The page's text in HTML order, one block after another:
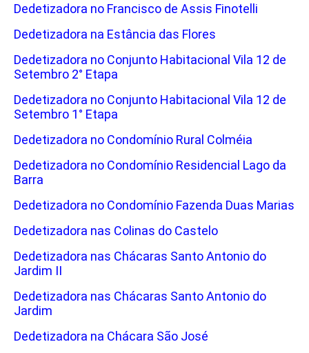
Dedetizadora no Francisco de Assis Finotelli
Dedetizadora na Estância das Flores
Dedetizadora no Conjunto Habitacional Vila 12 de
Setembro 2° Etapa
Dedetizadora no Conjunto Habitacional Vila 12 de
Setembro 1° Etapa
Dedetizadora no Condomínio Rural Colméia
Dedetizadora no Condomínio Residencial Lago da
Barra
Dedetizadora no Condomínio Fazenda Duas Marias
Dedetizadora nas Colinas do Castelo
Dedetizadora nas Chácaras Santo Antonio do
Jardim II
Dedetizadora nas Chácaras Santo Antonio do
Jardim
Dedetizadora na Chácara São José